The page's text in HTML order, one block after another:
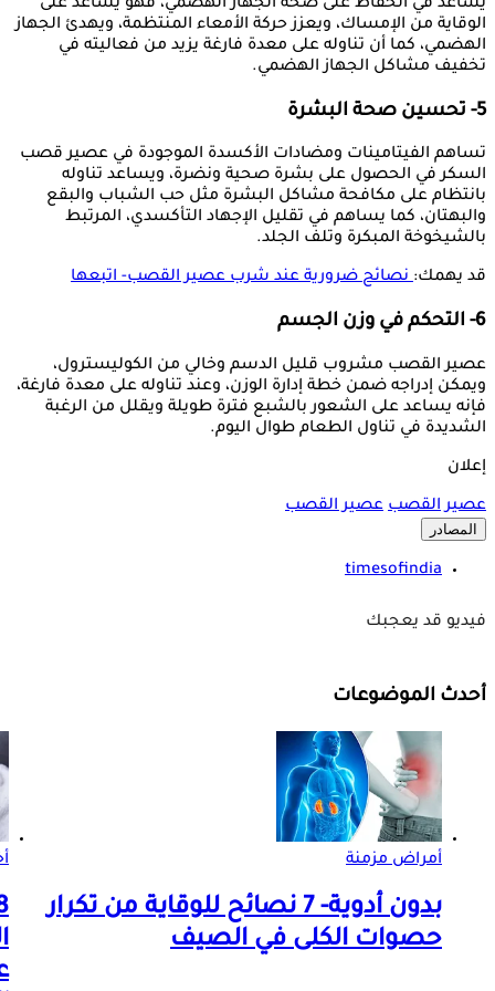
يساعد في الحفاظ على صحة الجهاز الهضمي، فهو يساعد على
الوقاية من الإمساك، ويعزز حركة الأمعاء المنتظمة، ويهدئ الجهاز
الهضمي، كما أن تناوله على معدة فارغة يزيد من فعاليته في
تخفيف مشاكل الجهاز الهضمي.
5- تحسين صحة البشرة
تساهم الفيتامينات ومضادات الأكسدة الموجودة في عصير قصب
السكر في الحصول على بشرة صحية ونضرة، ويساعد تناوله
بانتظام على مكافحة مشاكل البشرة مثل حب الشباب والبقع
والبهتان، كما يساهم في تقليل الإجهاد التأكسدي، المرتبط
بالشيخوخة المبكرة وتلف الجلد.
قد يهمك:نصائح ضرورية عند شرب عصير القصب- اتبعها
6- التحكم في وزن الجسم
عصير القصب مشروب قليل الدسم وخالي من الكوليسترول،
ويمكن إدراجه ضمن خطة إدارة الوزن، وعند تناوله على معدة فارغة،
فإنه يساعد على الشعور بالشبع فترة طويلة ويقلل من الرغبة
الشديدة في تناول الطعام طوال اليوم.
إعلان
عصير القصب عصير القصب
المصادر
timesofindia
فيديو قد يعجبك
أحدث الموضوعات
أمراض مزمنة
بدون أدوية- 7 نصائح للوقاية من تكرار
حصوات الكلى في الصيف